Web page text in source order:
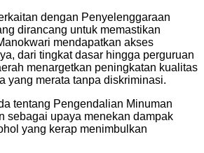
dengan Penyelenggaraan
dirancang untuk memastikan
mendapatkan akses
dari tingkat dasar hingga perguruan
menargetkan peningkatan kualitas
yang merata tanpa diskriminasi.
tentang Pengendalian Minuman
sebagai upaya menekan dampak
yang kerap menimbulkan